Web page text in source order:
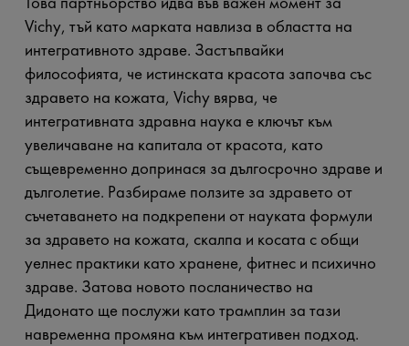
Vichy, тъй като марката навлиза в областта на
интегративното здраве. Застъпвайки
философията, че истинската красота започва със
здравето на кожата, Vichy вярва, че
интегративната здравна наука е ключът към
увеличаване на капитала от красота, като
същевременно допринася за дългосрочно здраве и
дълголетие. Разбираме ползите за здравето от
съчетаването на подкрепени от науката формули
за здравето на кожата, скалпа и косата с общи
уелнес практики като хранене, фитнес и психично
здраве. Затова новото посланичество на
Дидонато ще послужи като трамплин за тази
навременна промяна към интегративен подход.